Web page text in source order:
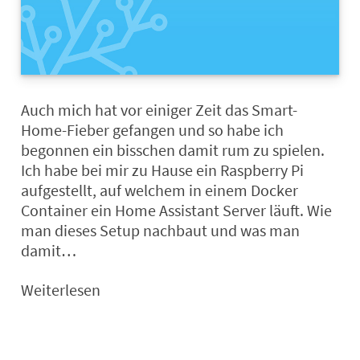
Auch mich hat vor einiger Zeit das Smart-
Home-Fieber gefangen und so habe ich
begonnen ein bisschen damit rum zu spielen.
Ich habe bei mir zu Hause ein Raspberry Pi
aufgestellt, auf welchem in einem Docker
Container ein Home Assistant Server läuft. Wie
man dieses Setup nachbaut und was man
damit…
Weiterlesen